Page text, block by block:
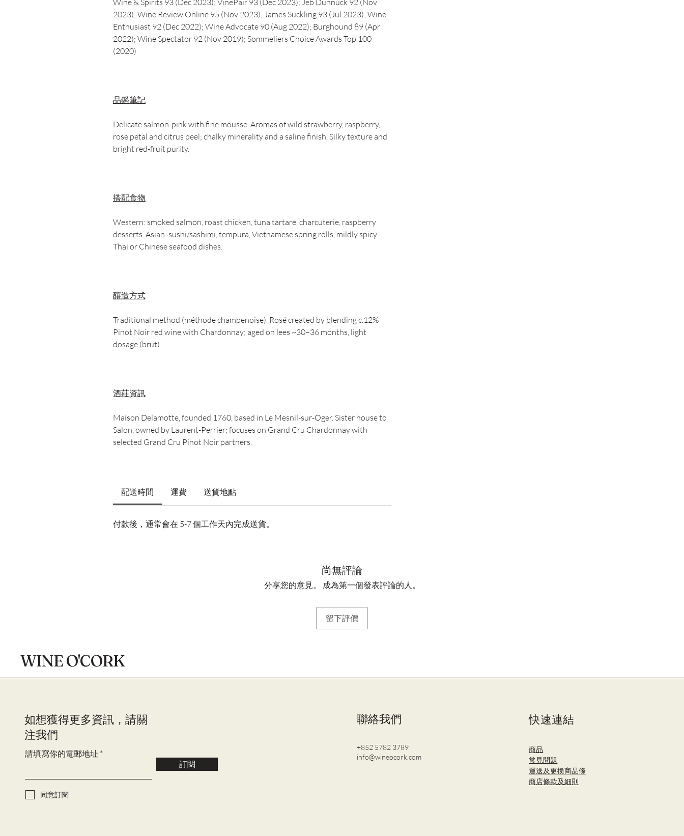
Wine & Spirits 93 (Dec 2023); VinePair 93 (Dec 2023); Jeb Dunnuck 92 (Nov
2023); Wine Review Online 95 (Nov 2023); James Suckling 93 (Jul 2023); Wine
Enthusiast 92 (Dec 2022); Wine Advocate 90 (Aug 2022); Burghound 89 (Apr
2022); Wine Spectator 92 (Nov 2019); Sommeliers Choice Awards Top 100
(2020)
品鑑筆記
Delicate salmon-pink with fine mousse. Aromas of wild strawberry, raspberry,
rose petal and citrus peel; chalky minerality and a saline finish. Silky texture and
bright red-fruit purity.
搭配食物
Western: smoked salmon, roast chicken, tuna tartare, charcuterie, raspberry
desserts. Asian: sushi/sashimi, tempura, Vietnamese spring rolls, mildly spicy
Thai or Chinese seafood dishes.
釀造方式
Traditional method (méthode champenoise). Rosé created by blending c.12%
Pinot Noir red wine with Chardonnay; aged on lees ~30–36 months, light
dosage (brut).
酒莊資訊
Maison Delamotte, founded 1760, based in Le Mesnil-sur-Oger. Sister house to
Salon, owned by Laurent-Perrier; focuses on Grand Cru Chardonnay with
selected Grand Cru Pinot Noir partners.
配送時間 運費 送貨地點
付款後，通常會在 5-7 個工作天內完成送貨。
尚無評論
分享您的意見。 成為第一個發表評論的人。
留下評價
WINE O'CORK
​如想獲得更多資訊，請關
注我們
請填寫你的電郵地址
訂閱
同意訂閱
聯絡我們
+852 5782 3789
info@wineocork.com
快速連結
商品
​常見問題
運送及更換商品條
商店條款及細則